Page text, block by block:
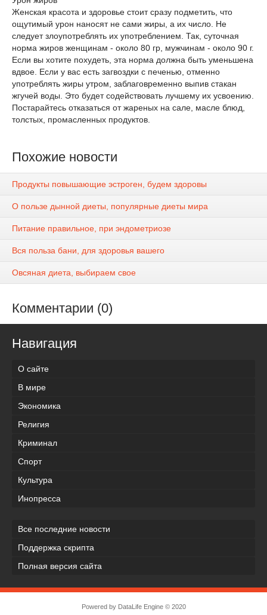
Женская красота и здоровье стоит сразу подметить, что
ощутимый урон наносят не сами жиры, а их число. Не
следует злоупотреблять их употреблением. Так, суточная
норма жиров женщинам - около 80 гр, мужчинам - около 90 г.
Если вы хотите похудеть, эта норма должна быть уменьшена
вдвое. Если у вас есть загвоздки с печенью, отменно
употреблять жиры утром, заблаговременно выпив стакан
жгучей воды. Это будет содействовать лучшему их усвоению.
Постарайтесь отказаться от жареных на сале, масле блюд,
толстых, промасленных продуктов.
Похожие новости
Продукты повышающие эстроген, будем здоровы
О пользе дынной диеты, популярные диеты мира
Питание правильное, при эндометриозе
Вся польза бани, для здоровья вашего
Овсяная диета, выбираем свое
Комментарии (0)
Навигация
О сайте
В мире
Экономика
Религия
Криминал
Спорт
Культура
Инопресса
Все последние новости
Поддержка скрипта
Полная версия сайта
Powered by DataLife Engine© 2020